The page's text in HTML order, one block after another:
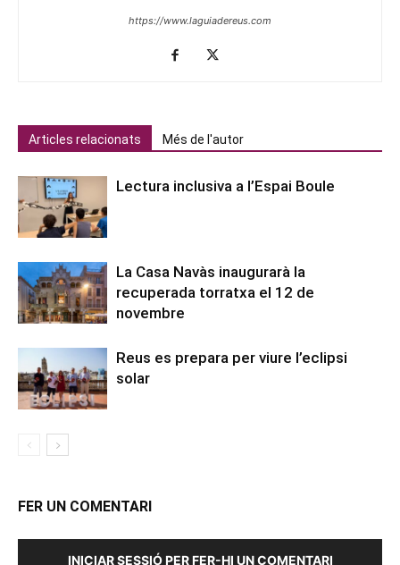
https://www.laguiadereus.com
Articles relacionats Més de l'autor
Lectura inclusiva a l’Espai Boule
La Casa Navàs inaugurarà la
recuperada torratxa el 12 de
novembre
Reus es prepara per viure l’eclipsi
solar
FER UN COMENTARI
INICIAR SESSIÓ PER FER-HI UN COMENTARI